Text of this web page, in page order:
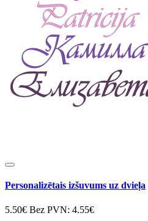
Personalizētais izšuvums uz dvieļa
5.50€ Bez PVN: 4.55€